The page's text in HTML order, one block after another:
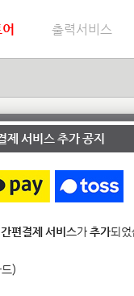
출력서비스
1:1 문
제 서비스 추가 공지
간편결제 서비스가추가되
)